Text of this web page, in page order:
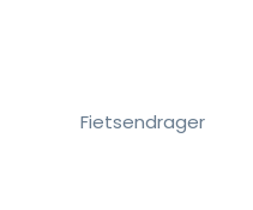
Fietsendrager